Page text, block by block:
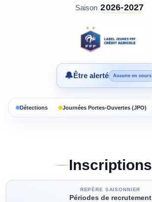
Saison 2026-2027
🔔Être alerté Aucune en cours
Détections Journées Portes-Ouvertes (JPO)
Inscriptions
REPÈRE SAISONNIER
Périodes de recrutement